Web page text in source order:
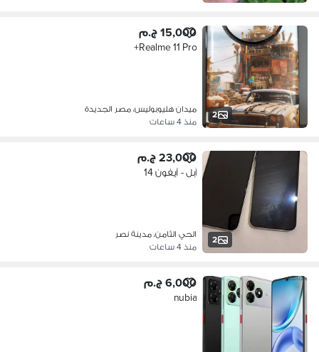
2
15,000 ج.م
Realme 11 Pro+
ميدان هليوبوليس، مصر الجديدة
منذ 4 ساعات
2
23,000 ج.م
آبل - آيفون 14
الحي الثامن، مدينة نصر
منذ 4 ساعات
6,000 ج.م
nubia